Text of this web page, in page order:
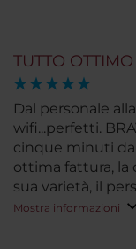
TUTTO OTTIMO
Dal personale
wifi...perfetti.
cinque minuti
ottima fattura, la
sua varietà, il
Mostra informazioni